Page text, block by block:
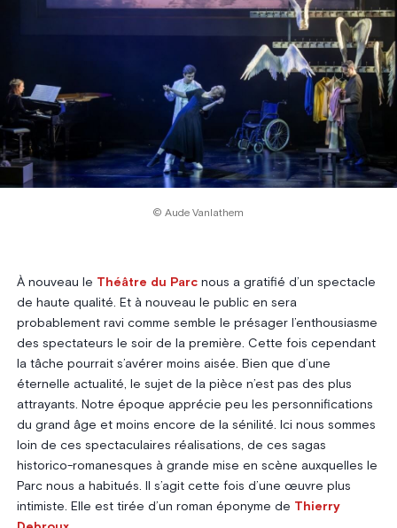
© Aude Vanlathem
À nouveau le Théâtre du Parcnous a gratifié d’un spectacle
de haute qualité. Et à nouveau le public en sera
probablement ravi comme semble le présager l’enthousiasme
des spectateurs le soir de la première. Cette fois cependant
la tâche pourrait s’avérer moins aisée. Bien que d’une
éternelle actualité, le sujet de la pièce n’est pas des plus
attrayants. Notre époque apprécie peu les personnifications
du grand âge et moins encore de la sénilité. Ici nous sommes
loin de ces spectaculaires réalisations, de ces sagas
historico-romanesques à grande mise en scène auxquelles le
Parc nous a habitués. Il s’agit cette fois d’une œuvre plus
intimiste. Elle est tirée d’un roman éponyme de Thierry